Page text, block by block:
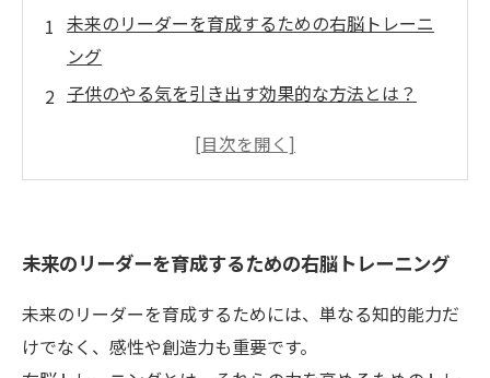
未来のリーダーを育成するための右脳トレーニ
ング
子供のやる気を引き出す効果的な方法とは？
右脳トレーニングで育む、創造力とイマジネー
ャレンジ精神を与える
未来のリーダーを育成するための右脳トレーニング
未来のリーダーを育成するためには、単なる知的能力だ
けでなく、感性や創造力も重要です。